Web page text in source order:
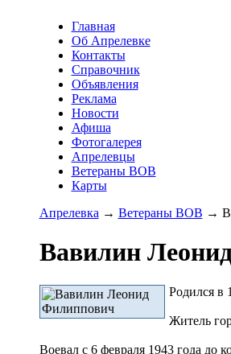
Главная
Об Апрелевке
Контакты
Справочник
Объявления
Реклама
Новости
Афиша
Фотогалерея
Апрелевцы
Ветераны ВОВ
Карты
Апрелевка → Ветераны ВОВ →
Вавилин
Родился в
Житель
Воевал с 6 февраля 1943 года до